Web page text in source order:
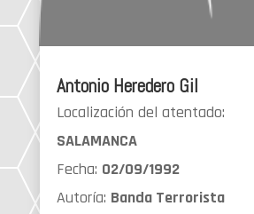
Antonio Heredero Gil
Localización del atentado:
SALAMANCA
Fecha: 02/09/1992
Autoría: Banda Terrorista